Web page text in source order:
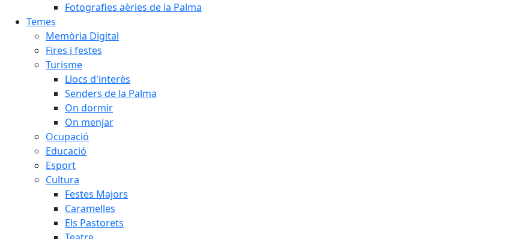
Fotografies aèries de la Palma
Temes
Memòria Digital
Fires i festes
Turisme
Llocs d'interès
Senders de la Palma
On dormir
On menjar
Ocupació
Educació
Esport
Cultura
Festes Majors
Caramelles
Els Pastorets